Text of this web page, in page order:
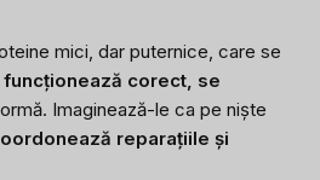
mici, dar puternice, care se
funcționează corect, se
Imaginează-le ca pe niște
reparațiile și